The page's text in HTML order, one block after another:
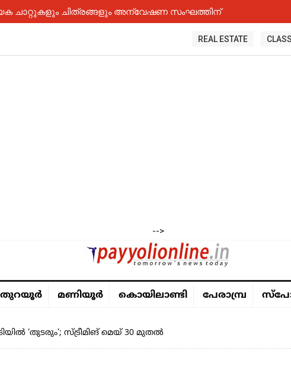
ചാറ്റുകളും ചിത്രങ്ങളും അന്വേഷണ സംഘത്തിന്
REAL ESTATE
-->
തുറയൂര്‍ മണിയൂര്‍ കൊയിലാണ്ടി പേരാമ്പ്ര
‘തുടരും’; സ്ട്രീമിങ് മെയ് 30 മുതൽ